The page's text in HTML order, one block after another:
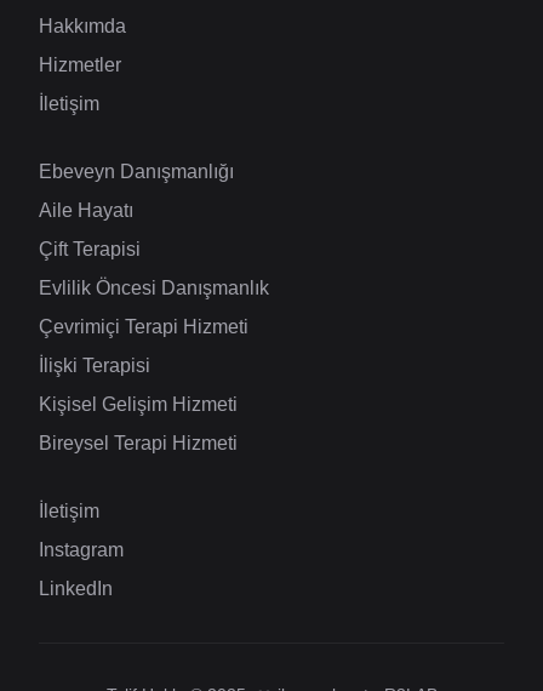
Hakkımda
Hizmetler
İletişim
Ebeveyn Danışmanlığı
Aile Hayatı
Çift Terapisi
Evlilik Öncesi Danışmanlık
Çevrimiçi Terapi Hizmeti
İlişki Terapisi
Kişisel Gelişim Hizmeti
Bireysel Terapi Hizmeti
İletişim
Instagram
LinkedIn